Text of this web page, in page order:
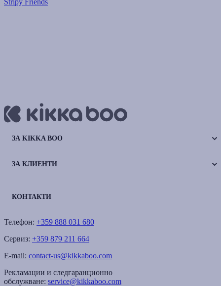
ЗА KIKKA BOO
ЗА КЛИЕНТИ
КОНТАКТИ
Телефон: +359 888 031 680
Сервиз: +359 879 211 664
E-mail: contact-us@kikkaboo.com
Рекламации и следгаранционно
обслужване: service@kikkaboo.com